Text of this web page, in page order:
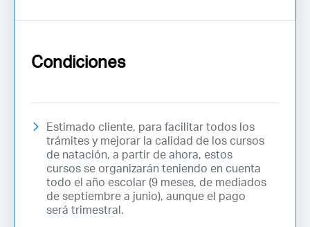
Condiciones
Estimado cliente, para facilitar todos los
trámites y mejorar la calidad de los cursos
de natación, a partir de ahora, estos
cursos se organizarán teniendo en cuenta
todo el año escolar (9 meses, de mediados
de septiembre a junio), aunque el pago
será trimestral.